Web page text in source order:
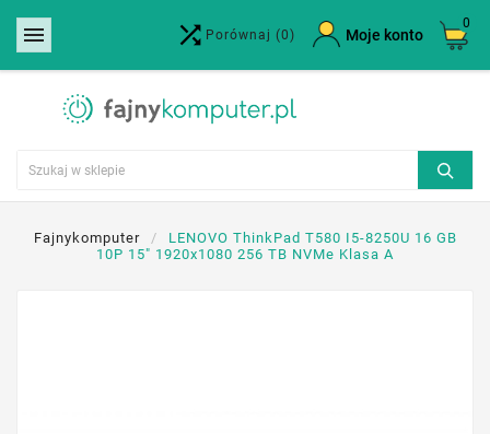
  Porównaj (0) Moje konto
0
Fajnykomputer
LENOVO ThinkPad T580 I5-8250U 16 GB
10P 15" 1920x1080 256 TB NVMe Klasa A
Utwórz listę życzeń ×
Nazwa listy życzeń
Anuluj Utwórz listę życzeń